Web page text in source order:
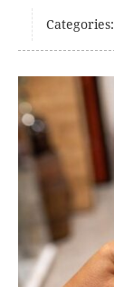
Categories: